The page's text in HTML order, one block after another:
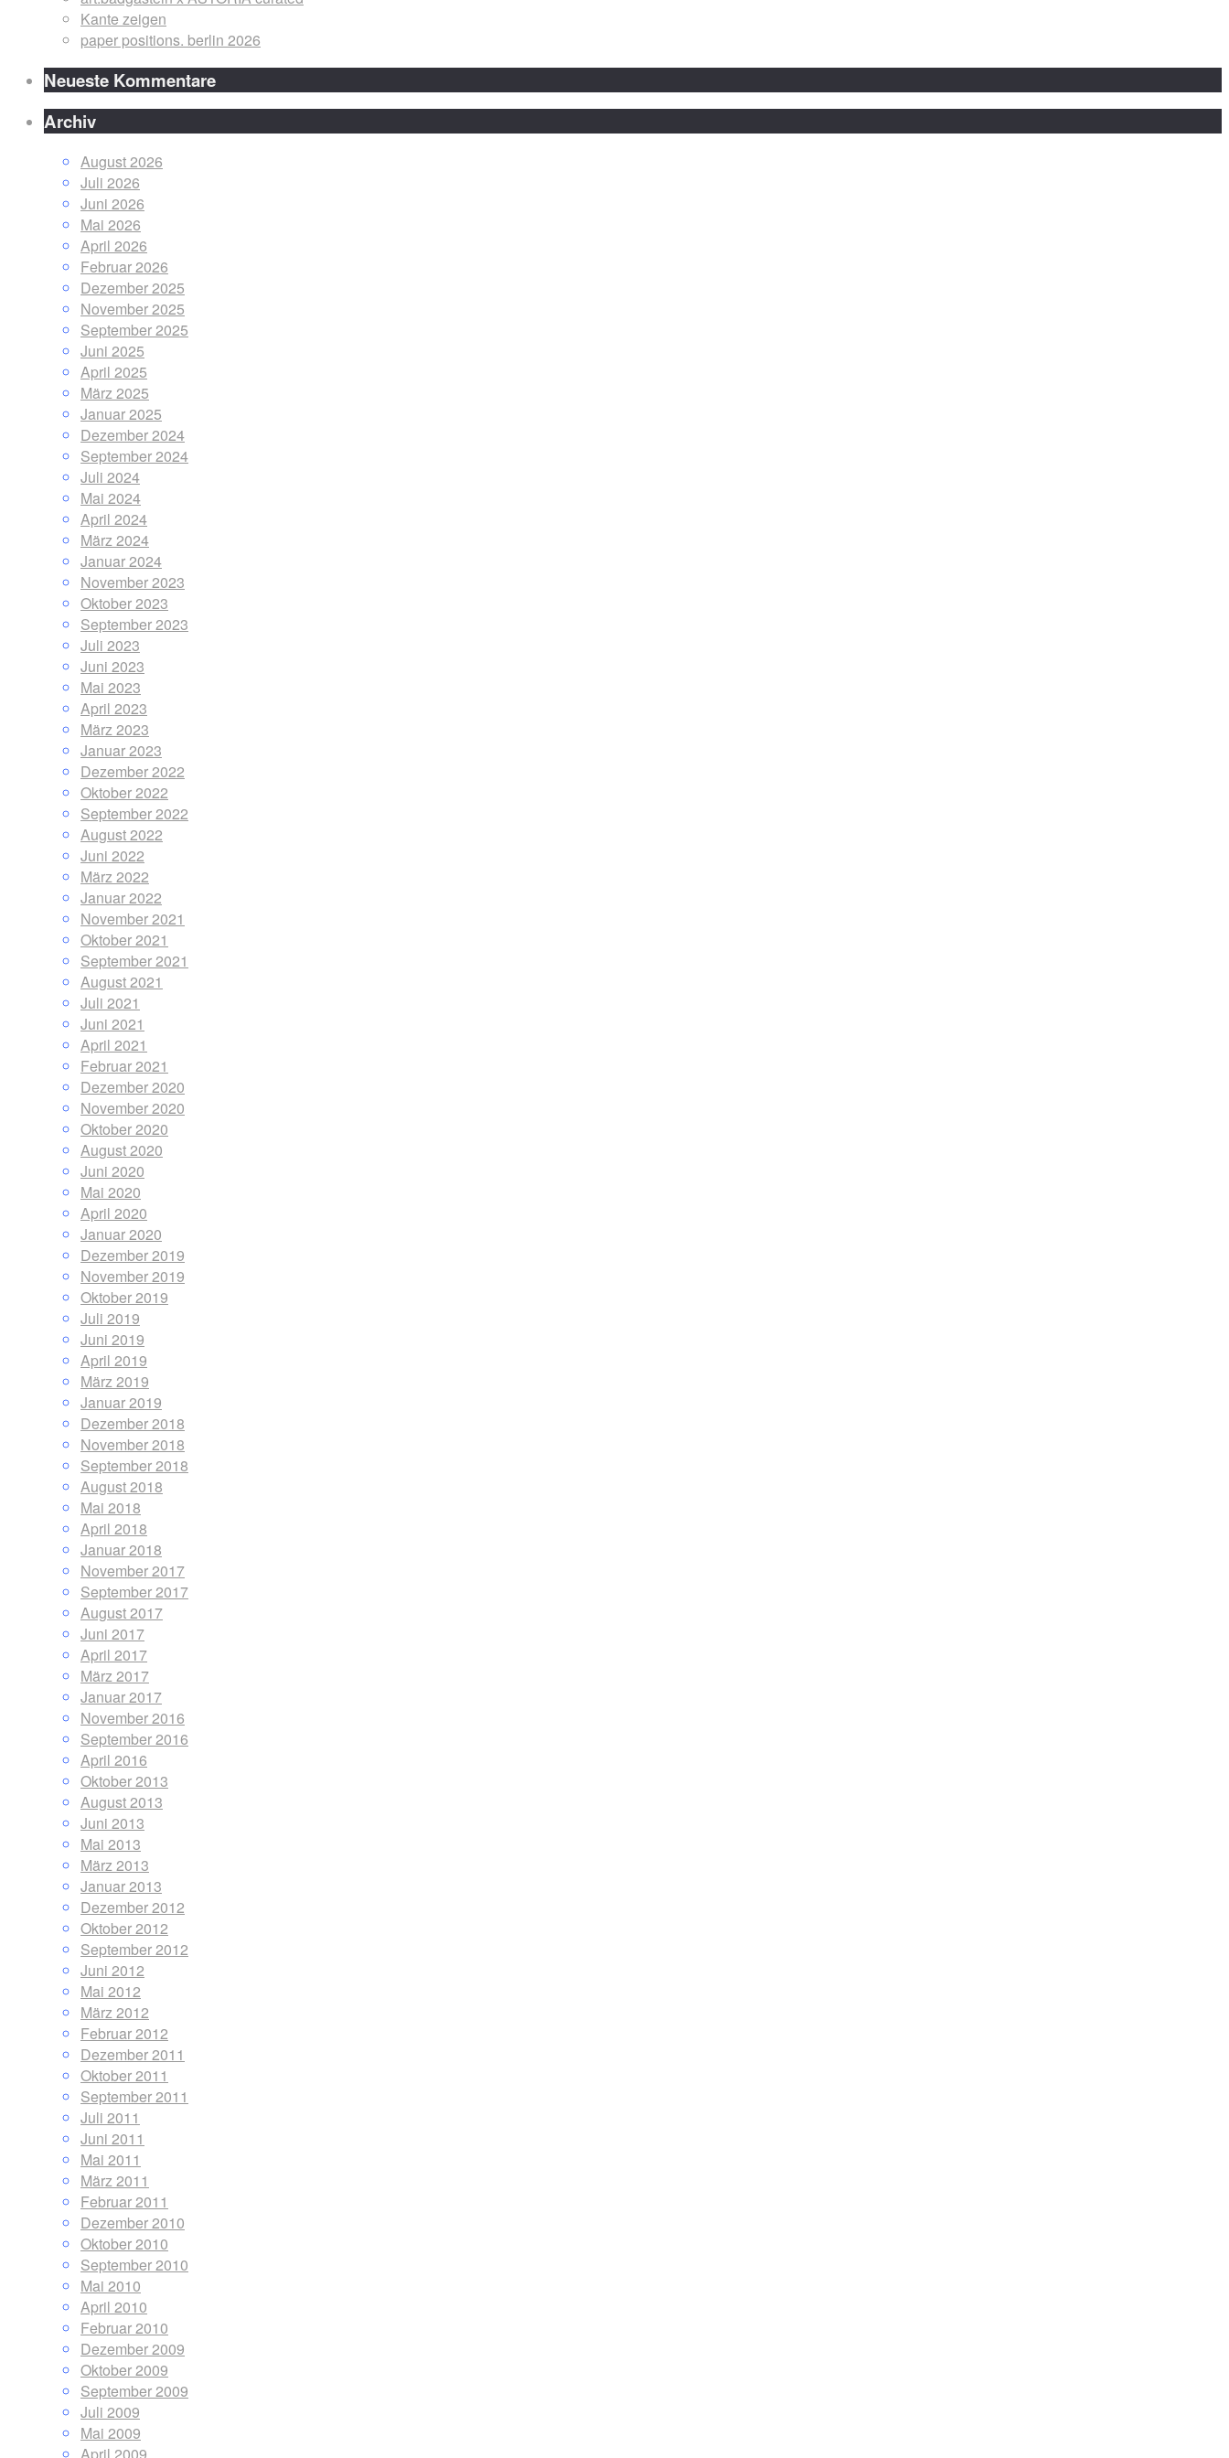
Kante zeigen
paper positions. berlin 2026
Neueste Kommentare
Archiv
August 2026
Juli 2026
Juni 2026
Mai 2026
April 2026
Februar 2026
Dezember 2025
November 2025
September 2025
Juni 2025
April 2025
März 2025
Januar 2025
Dezember 2024
September 2024
Juli 2024
Mai 2024
April 2024
März 2024
Januar 2024
November 2023
Oktober 2023
September 2023
Juli 2023
Juni 2023
Mai 2023
April 2023
März 2023
Januar 2023
Dezember 2022
Oktober 2022
September 2022
August 2022
Juni 2022
März 2022
Januar 2022
November 2021
Oktober 2021
September 2021
August 2021
Juli 2021
Juni 2021
April 2021
Februar 2021
Dezember 2020
November 2020
Oktober 2020
August 2020
Juni 2020
Mai 2020
April 2020
Januar 2020
Dezember 2019
November 2019
Oktober 2019
Juli 2019
Juni 2019
April 2019
März 2019
Januar 2019
Dezember 2018
November 2018
September 2018
August 2018
Mai 2018
April 2018
Januar 2018
November 2017
September 2017
August 2017
Juni 2017
April 2017
März 2017
Januar 2017
November 2016
September 2016
April 2016
Oktober 2013
August 2013
Juni 2013
Mai 2013
März 2013
Januar 2013
Dezember 2012
Oktober 2012
September 2012
Juni 2012
Mai 2012
März 2012
Februar 2012
Dezember 2011
Oktober 2011
September 2011
Juli 2011
Juni 2011
Mai 2011
März 2011
Februar 2011
Dezember 2010
Oktober 2010
September 2010
Mai 2010
April 2010
Februar 2010
Dezember 2009
Oktober 2009
September 2009
Juli 2009
Mai 2009